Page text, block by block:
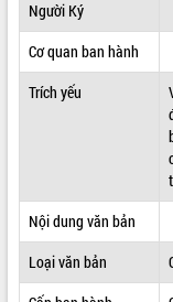
HỆ THỐNG VĂN BẢN
VĂN BẢN HĐND TỈNH
Người Ký
Cơ quan ban hành
Trích yếu
Nội dung văn bản
Loại văn bản